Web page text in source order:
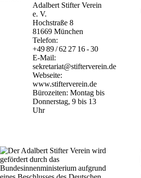
Adalbert Stifter Verein
e. V.
Hochstraße 8
81669 München
Telefon:
+49 89 / 62 27 16 - 30
E-Mail:
sekretariat@stifterverein.de
Webseite:
www.stifterverein.de
Bürozeiten: Montag bis
Donnerstag, 9 bis 13
Uhr